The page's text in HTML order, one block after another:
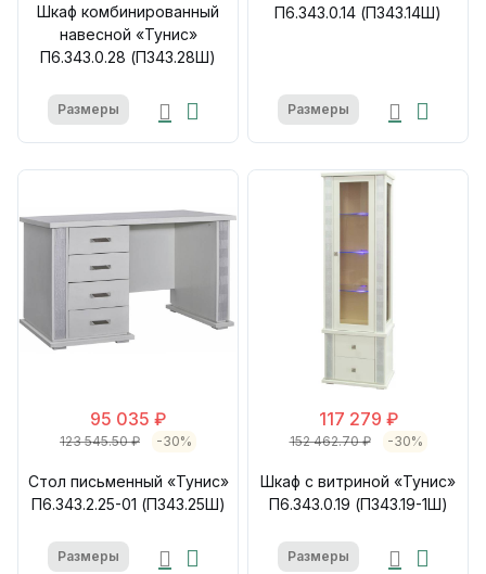
Шкаф комбинированный
навесной «Тунис»
П6.343.0.28 (П343.28Ш)
Размеры
П6.343.0.14 (П343.14Ш)
Размеры
95 035 ₽
123 545.50 ₽ -30%
Стол письменный «Тунис»
П6.343.2.25-01 (П343.25Ш)
Размеры
117 279 ₽
152 462.70 ₽ -30%
Шкаф с витриной «Тунис»
П6.343.0.19 (П343.19-1Ш)
Размеры